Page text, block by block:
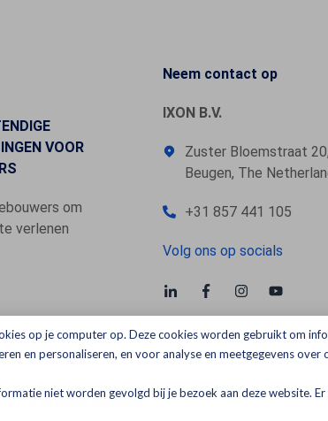
op je computer op. Deze cookies worden gebruikt om
en personaliseren, en voor analyse en meetgegevens
niet worden gevolgd bij je bezoek aan deze website.
VOOR
om
verlenen
Neem contact op
IXON B.V.
Zuster Bloemstraat
Beugen, The
+31 857 441 105
Volg ons op socials
B.V. All rights reserved.